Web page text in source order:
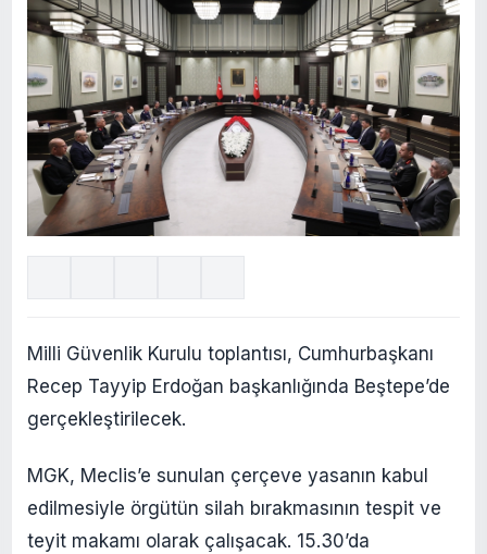
Milli Güvenlik Kurulu toplantısı, Cumhurbaşkanı
Recep Tayyip Erdoğan başkanlığında Beştepe’de
gerçekleştirilecek.
MGK, Meclis’e sunulan çerçeve yasanın kabul
edilmesiyle örgütün silah bırakmasının tespit ve
teyit makamı olarak çalışacak. 15.30’da